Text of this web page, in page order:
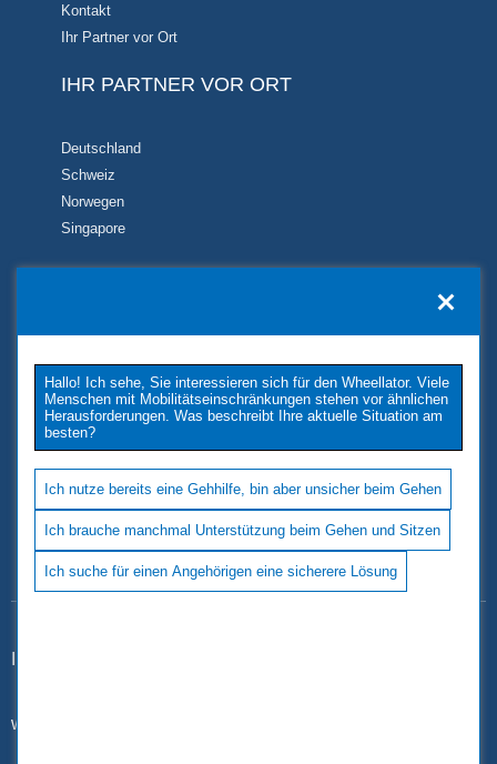
Hallo! Ich sehe, Sie interessieren sich für den Wheellator. Viele
Menschen mit Mobilitätseinschränkungen stehen vor ähnlichen
Herausforderungen. Was beschreibt Ihre aktuelle Situation am
besten?
Ich nutze bereits eine Gehhilfe, bin aber unsicher beim Gehen
Ich brauche manchmal Unterstützung beim Gehen und Sitzen
Ich suche für einen Angehörigen eine sicherere Lösung
Kontakt
Ihr Partner vor Ort
IHR PARTNER VOR ORT
Deutschland
Schweiz
Norwegen
Singapore
TUKIMET OY
Kaivopuistontie 33
26100 Rauma
Phone: +358 2 677 4222
E-Mail: tukimet(at)tukimet.fi
Follow Us
www.wheellator.com